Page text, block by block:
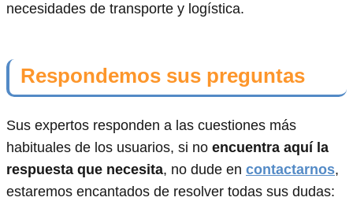
necesidades de transporte y logística.
Respondemos sus preguntas
Sus expertos responden a las cuestiones más
habituales de los usuarios, si no encuentra aquí la
respuesta que necesita, no dude en contactarnos,
estaremos encantados de resolver todas sus dudas: